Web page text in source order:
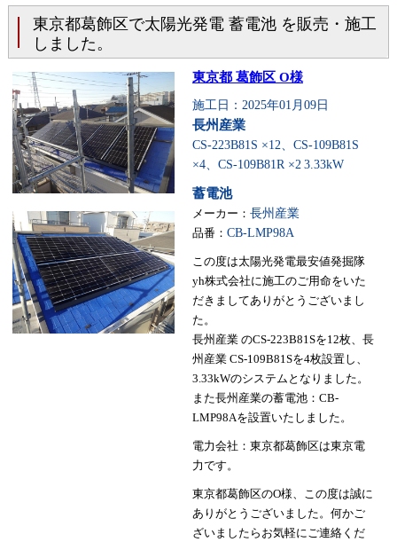
東京都葛飾区で太陽光発電 蓄電池 を販売・施工
しました。
東京都 葛飾区 O様
施工日：2025年01月09日
長州産業
CS-223B81S ×12、CS-109B81S
×4、CS-109B81R ×2 3.33kW
蓄電池
メーカー： 長州産業
品番： CB-LMP98A
この度は太陽光発電最安値発掘隊
yh株式会社に施工のご用命をいた
だきましてありがとうございまし
た。
長州産業 のCS-223B81Sを12枚、長
州産業 CS-109B81Sを4枚設置し、
3.33kWのシステムとなりました。
また長州産業の蓄電池：CB-
LMP98Aを設置いたしました。
電力会社：東京都葛飾区は東京電
力です。
東京都葛飾区のO様、この度は誠に
ありがとうございました。何かご
ざいましたらお気軽にご連絡くだ